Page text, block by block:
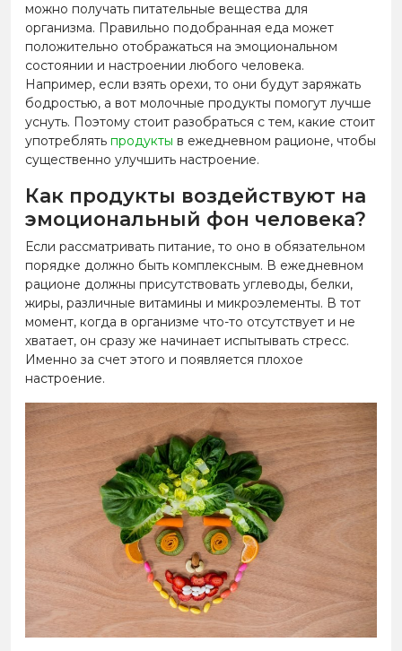
можно получать питательные вещества для
организма. Правильно подобранная еда может
положительно отображаться на эмоциональном
состоянии и настроении любого человека.
Например, если взять орехи, то они будут заряжать
бодростью, а вот молочные продукты помогут лучше
уснуть. Поэтому стоит разобраться с тем, какие стоит
употреблять продукты в ежедневном рационе, чтобы
существенно улучшить настроение.
Как продукты воздействуют на
эмоциональный фон человека?
Если рассматривать питание, то оно в обязательном
порядке должно быть комплексным. В ежедневном
рационе должны присутствовать углеводы, белки,
жиры, различные витамины и микроэлементы. В тот
момент, когда в организме что-то отсутствует и не
хватает, он сразу же начинает испытывать стресс.
Именно за счет этого и появляется плохое
настроение.